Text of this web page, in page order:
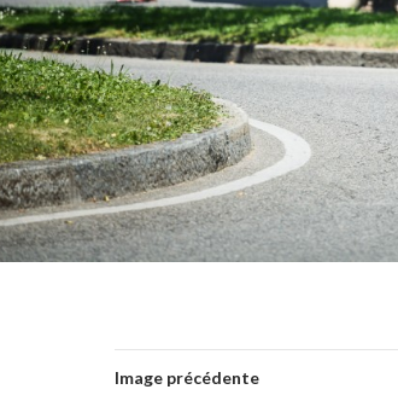
Image précédente